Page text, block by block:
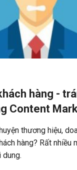
hàng -
Content
thương hiệu,
hàng? Rất nhiều
dung.